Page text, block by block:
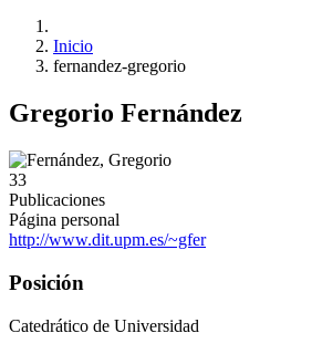
Inicio
fernandez-gregorio
Gregorio Fernández
33
Publicaciones
Página personal
http://www.dit.upm.es/~gfer
Posición
Catedrático de Universidad